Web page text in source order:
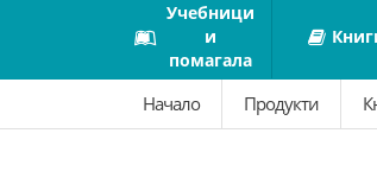
Учебници
и
помагала
Начало Продукти